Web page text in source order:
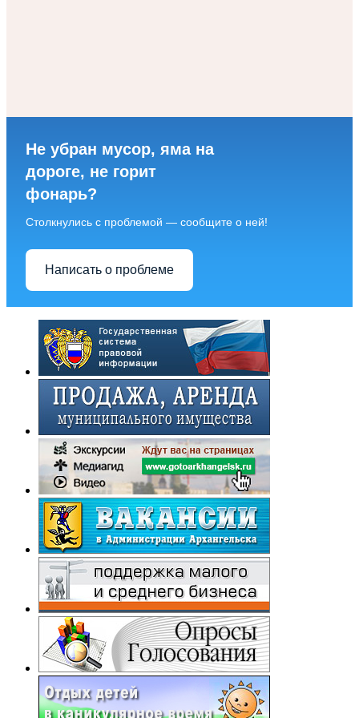
Не убран мусор, яма на
дороге, не горит
фонарь?
Столкнулись с проблемой — сообщите о ней!
Написать о проблеме